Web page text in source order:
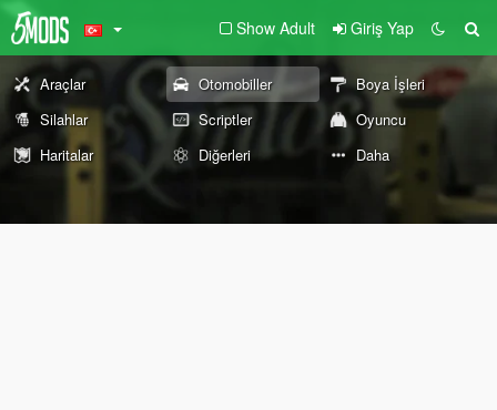
Show Adult Giriş Yap
Araçlar Otomobiller
Boya İşleri
Silahlar
Scriptler
Oyuncu
Haritalar
Diğerleri Daha